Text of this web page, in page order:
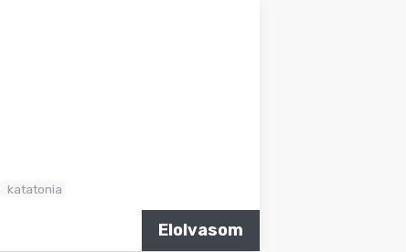
katatonia
Elolvasom